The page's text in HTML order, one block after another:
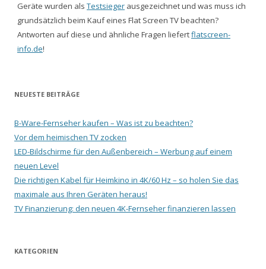
Geräte wurden als Testsieger ausgezeichnet und was muss ich
grundsätzlich beim Kauf eines Flat Screen TV beachten?
Antworten auf diese und ähnliche Fragen liefertflatscreen-
info.de!
NEUESTE BEITRÄGE
B-Ware-Fernseher kaufen – Was ist zu beachten?
Vor dem heimischen TV zocken
LED-Bildschirme für den Außenbereich – Werbung auf einem
neuen Level
Die richtigen Kabel für Heimkino in 4K/60 Hz – so holen Sie das
maximale aus Ihren Geräten heraus!
TV Finanzierung: den neuen 4K-Fernseher finanzieren lassen
KATEGORIEN